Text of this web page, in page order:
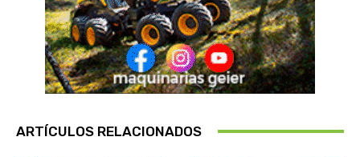
ARTÍCULOS RELACIONADOS